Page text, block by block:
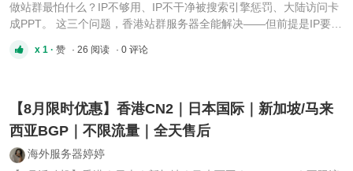
做站群最怕什么？IP不够用、IP不干净被搜索引擎惩罚、大陆访问卡
成PPT。 这三个问题，香港站群服务器全能解决——但前提是IP要原
份ES机房香港站群服务器标配253个独立IPv4地址，全部为原生纯净
x 1 · 赞 · 26 阅读 · 0 评论
【8月限时优惠】香港CN2｜日本国际｜新加坡/马来
西亚BGP｜不限流量｜全天售后
海外服务器婷婷